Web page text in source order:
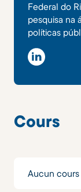
Federal do
pesquisa na
políticas
Cours
Aucun